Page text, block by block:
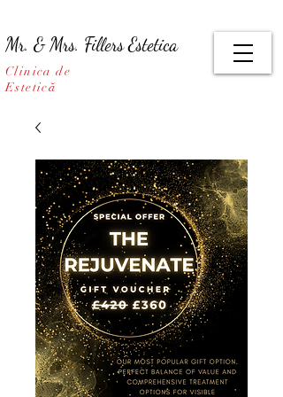
Mr. & Mrs. Fillers Estetica
Clinica de
Estetică